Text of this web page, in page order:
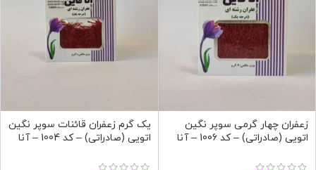
زعفران چهار گرمی سوپر نگین
اتویی (صادراتی) – کد 1006 – آنا
یک گرم زعفران قائنات سوپر نگین
اتویی (صادراتی) – کد 1004 – آنا